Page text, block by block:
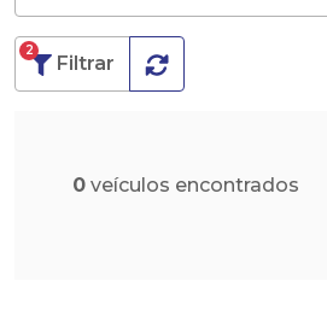
Filtrar
2
0 veículos encontrados